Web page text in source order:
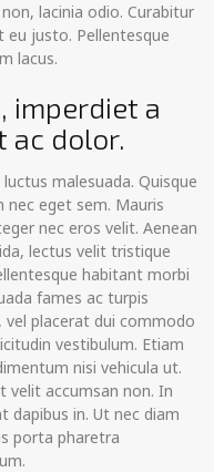
lacinia odio. Curabitur
justo. Pellentesque
lacus.
imperdiet a
ac dolor.
malesuada. Quisque
eget sem. Mauris
nec eros velit. Aenean
lectus velit tristique
habitant morbi
fames ac turpis
placerat dui commodo
vestibulum. Etiam
nisi vehicula ut.
velit accumsan non. In
dapibus in. Ut nec diam
porta pharetra